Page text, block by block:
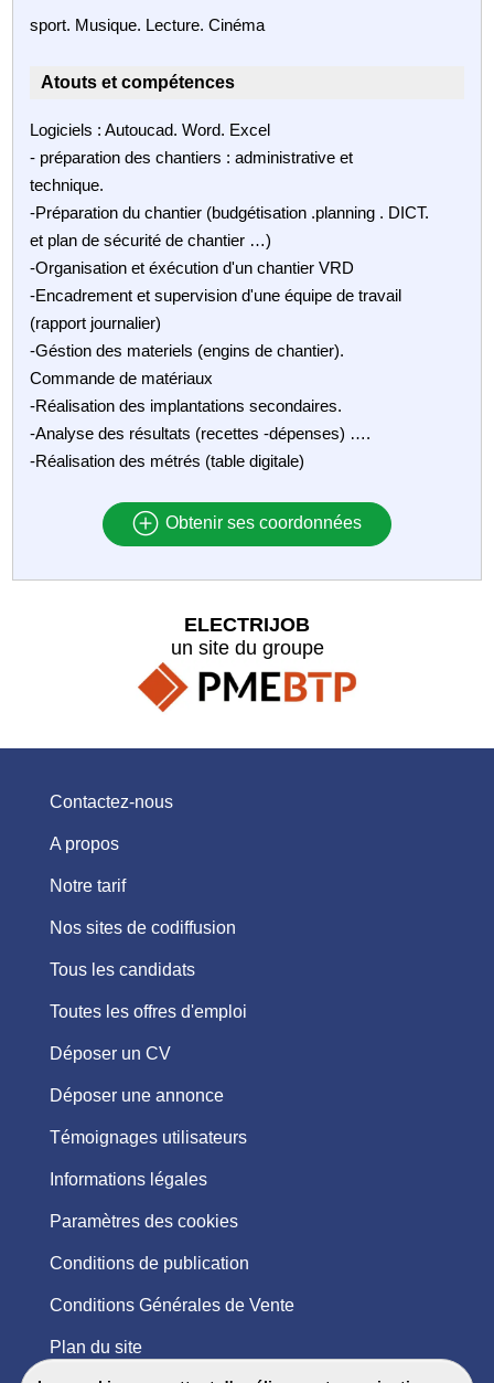
sport. Musique. Lecture. Cinéma
Atouts et compétences
Logiciels : Autoucad. Word. Excel
- préparation des chantiers : administrative et
technique.
-Préparation du chantier (budgétisation .planning . DICT.
et plan de sécurité de chantier …)
-Organisation et éxécution d'un chantier VRD
-Encadrement et supervision d'une équipe de travail
(rapport journalier)
-Géstion des materiels (engins de chantier).
Commande de matériaux
-Réalisation des implantations secondaires.
-Analyse des résultats (recettes -dépenses) ….
-Réalisation des métrés (table digitale)
Obtenir ses coordonnées
ELECTRIJOB
un site du groupe
Contactez-nous
A propos
Notre tarif
Nos sites de codiffusion
Tous les candidats
Toutes les offres d'emploi
Déposer un CV
Déposer une annonce
Témoignages utilisateurs
Informations légales
Paramètres des cookies
Conditions de publication
Conditions Générales de Vente
Plan du site